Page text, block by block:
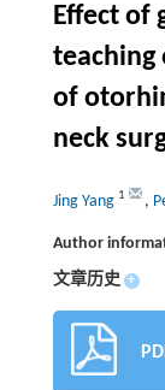
Effect of
teaching
of
neck
Jing Yang 1 ,
Author
文章历史 +